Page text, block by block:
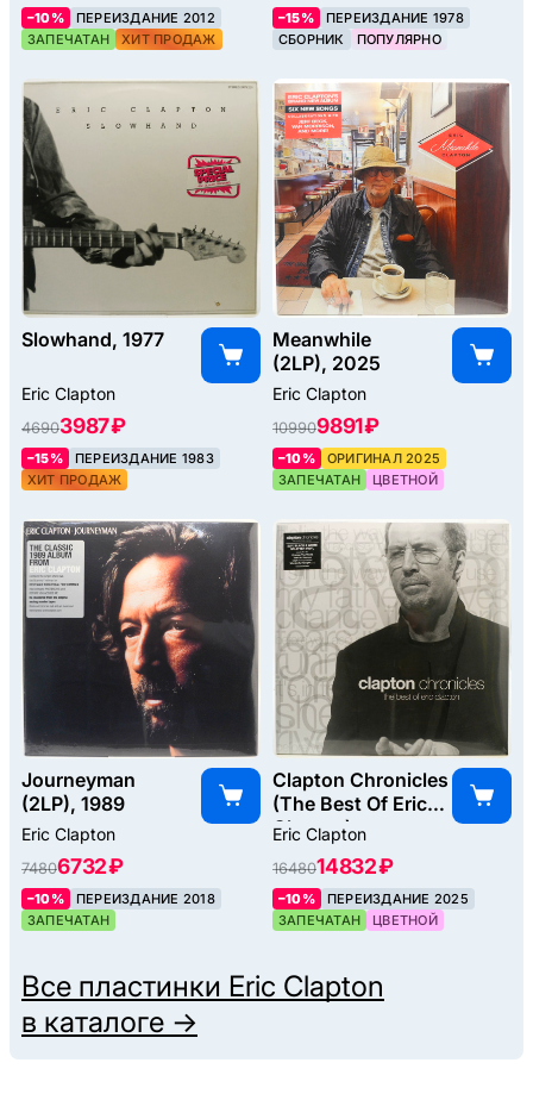
–10%
ПЕРЕИЗДАНИЕ 2012
ЗАПЕЧАТАН
ХИТ ПРОДАЖ
–15%
ПЕРЕИЗДАНИЕ 1978
СБОРНИК
ПОПУЛЯРНО
Slowhand, 1977
Eric Clapton
46903987 ₽
–15%
ПЕРЕИЗДАНИЕ 1983
ХИТ ПРОДАЖ
Meanwhile
(2LP), 2025
Eric Clapton
109909891 ₽
–10%
ОРИГИНАЛ 2025
ЗАПЕЧАТАН
ЦВЕТНОЙ
Journeyman
(2LP), 1989
Eric Clapton
74806732 ₽
–10%
ПЕРЕИЗДАНИЕ 2018
ЗАПЕЧАТАН
Clapton Chronicles
(The Best Of Eric
Clapton)
(2LP), 1999
Eric Clapton
1648014832 ₽
–10%
ПЕРЕИЗДАНИЕ 2025
ЗАПЕЧАТАН
ЦВЕТНОЙ
Все пластинки Eric Clapton
в каталоге →